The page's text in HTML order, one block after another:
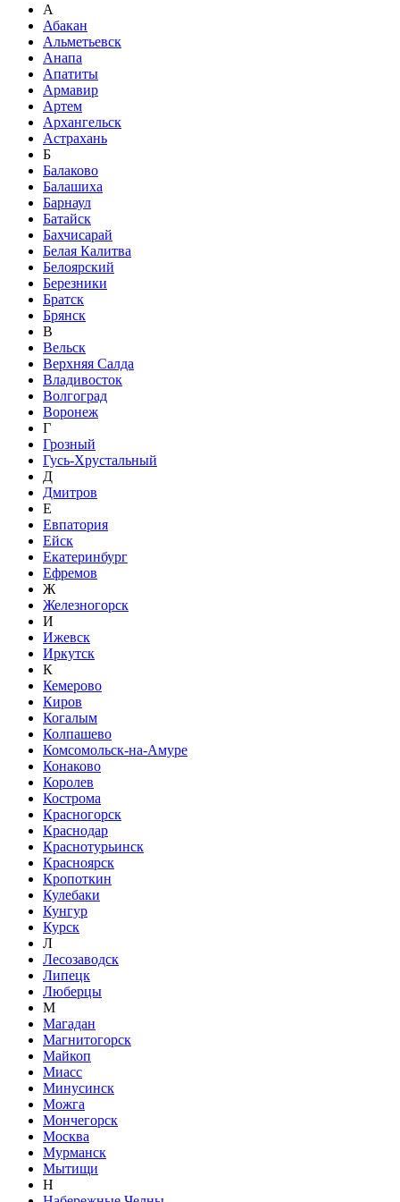
А
Абакан
Альметьевск
Анапа
Апатиты
Армавир
Артем
Архангельск
Астрахань
Б
Балаково
Балашиха
Барнаул
Батайск
Бахчисарай
Белая Калитва
Белоярский
Березники
Братск
Брянск
В
Вельск
Верхняя Салда
Владивосток
Волгоград
Воронеж
Г
Грозный
Гусь-Хрустальный
Д
Дмитров
Е
Евпатория
Ейск
Екатеринбург
Ефремов
Ж
Железногорск
И
Ижевск
Иркутск
К
Кемерово
Киров
Когалым
Колпашево
Комсомольск-на-Амуре
Конаково
Королев
Кострома
Красногорск
Краснодар
Краснотурьинск
Красноярск
Кропоткин
Кулебаки
Кунгур
Курск
Л
Лесозаводск
Липецк
Люберцы
М
Магадан
Магнитогорск
Майкоп
Миасс
Минусинск
Можга
Мончегорск
Москва
Мурманск
Мытищи
Н